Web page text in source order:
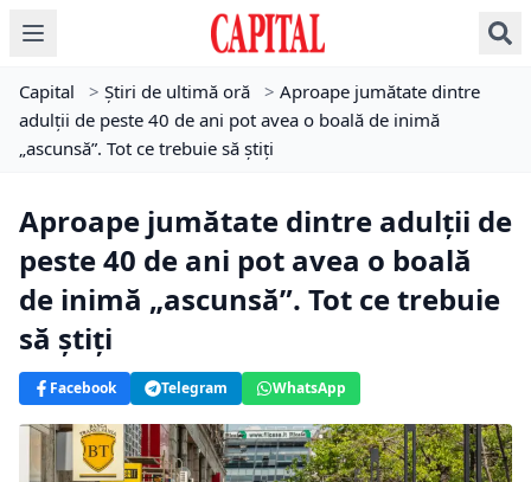
Capital > Știri de ultimă oră > Aproape jumătate dintre
adulții de peste 40 de ani pot avea o boală de inimă
„ascunsă”. Tot ce trebuie să știți
Aproape jumătate dintre adulții de
peste 40 de ani pot avea o boală
de inimă „ascunsă”. Tot ce trebuie
să știți
Facebook Telegram WhatsApp